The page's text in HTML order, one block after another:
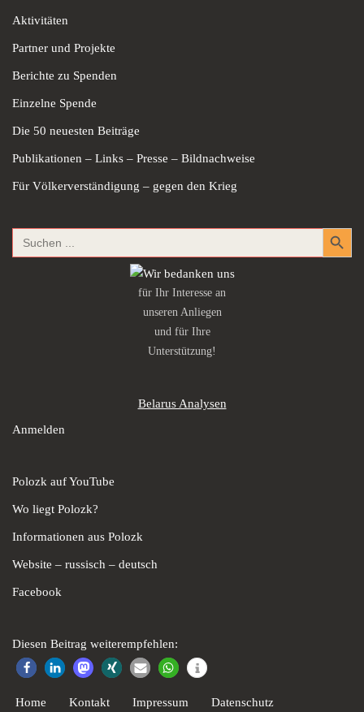
Aktivitäten
Partner und Projekte
Berichte zu Spenden
Einzelne Spende
Die 50 neuesten Beiträge
Publikationen – Links – Presse – Bildnachweise
Für Völkerverständigung – gegen den Krieg
Search
for:
Search Button
für Ihr Interesse an
unseren Anliegen
und für Ihre
Unterstützung!
Belarus Analysen
Anmelden
Polozk auf YouTube
Wo liegt Polozk?
Informationen aus Polozk
Website – russisch – deutsch
Facebook
Diesen Beitrag weiterempfehlen:
Home Kontakt Impressum Datenschutz